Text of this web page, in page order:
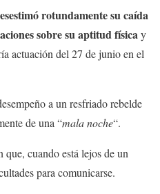
rotundamente su caída
sobre su aptitud física y
actuación del 27 de junio en el
a un resfriado rebelde
de una “mala noche“.
cuando está lejos de un
para comunicarse.